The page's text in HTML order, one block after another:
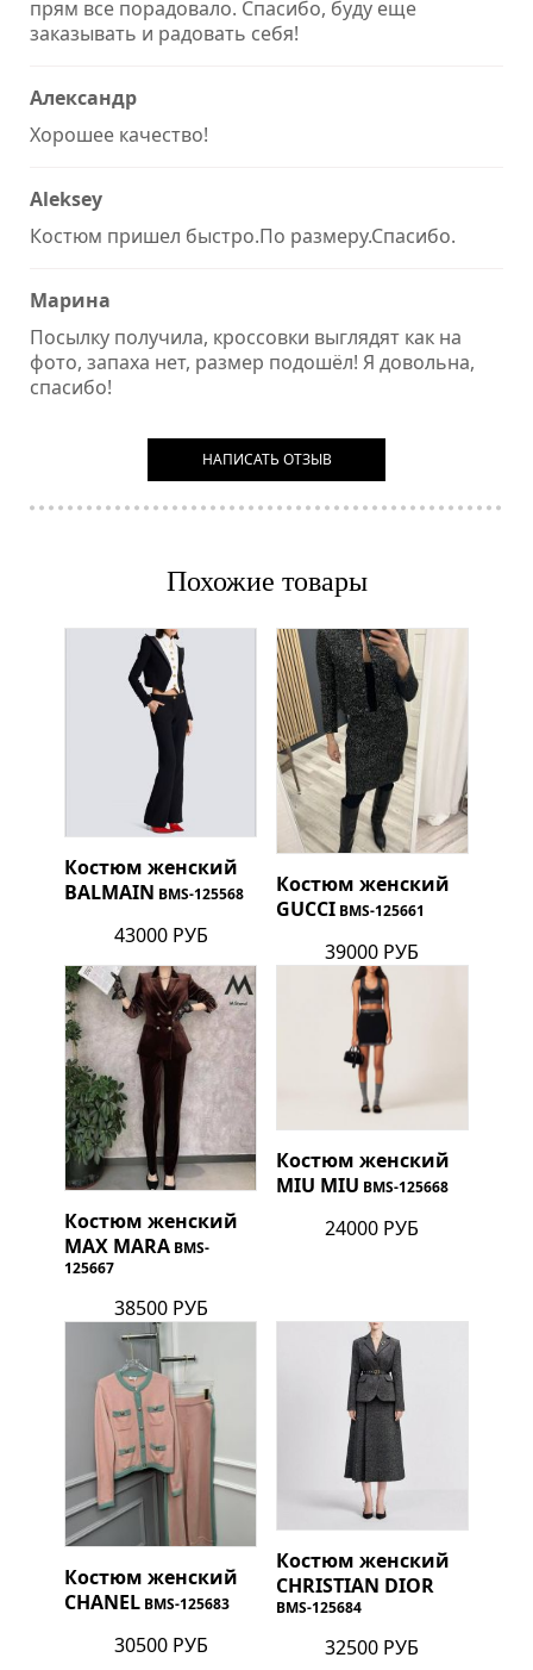
прям все порадовало. Спасибо, буду еще
заказывать и радовать себя!
Александр
Хорошее качество!
Aleksey
Костюм пришел быстро.По размеру.Спасибо.
Марина
Посылку получила, кроссовки выглядят как на
фото, запаха нет, размер подошёл! Я довольна,
спасибо!
НАПИСАТЬ ОТЗЫВ
Похожие товары
Костюм женский
BALMAIN BMS-125568
43000 РУБ
Костюм женский
GUCCI BMS-125661
39000 РУБ
Костюм женский
MAX MARA BMS-
125667
38500 РУБ
Костюм женский
MIU MIU BMS-125668
24000 РУБ
Костюм женский
CHANEL BMS-125683
30500 РУБ
Костюм женский
CHRISTIAN DIOR
BMS-125684
32500 РУБ